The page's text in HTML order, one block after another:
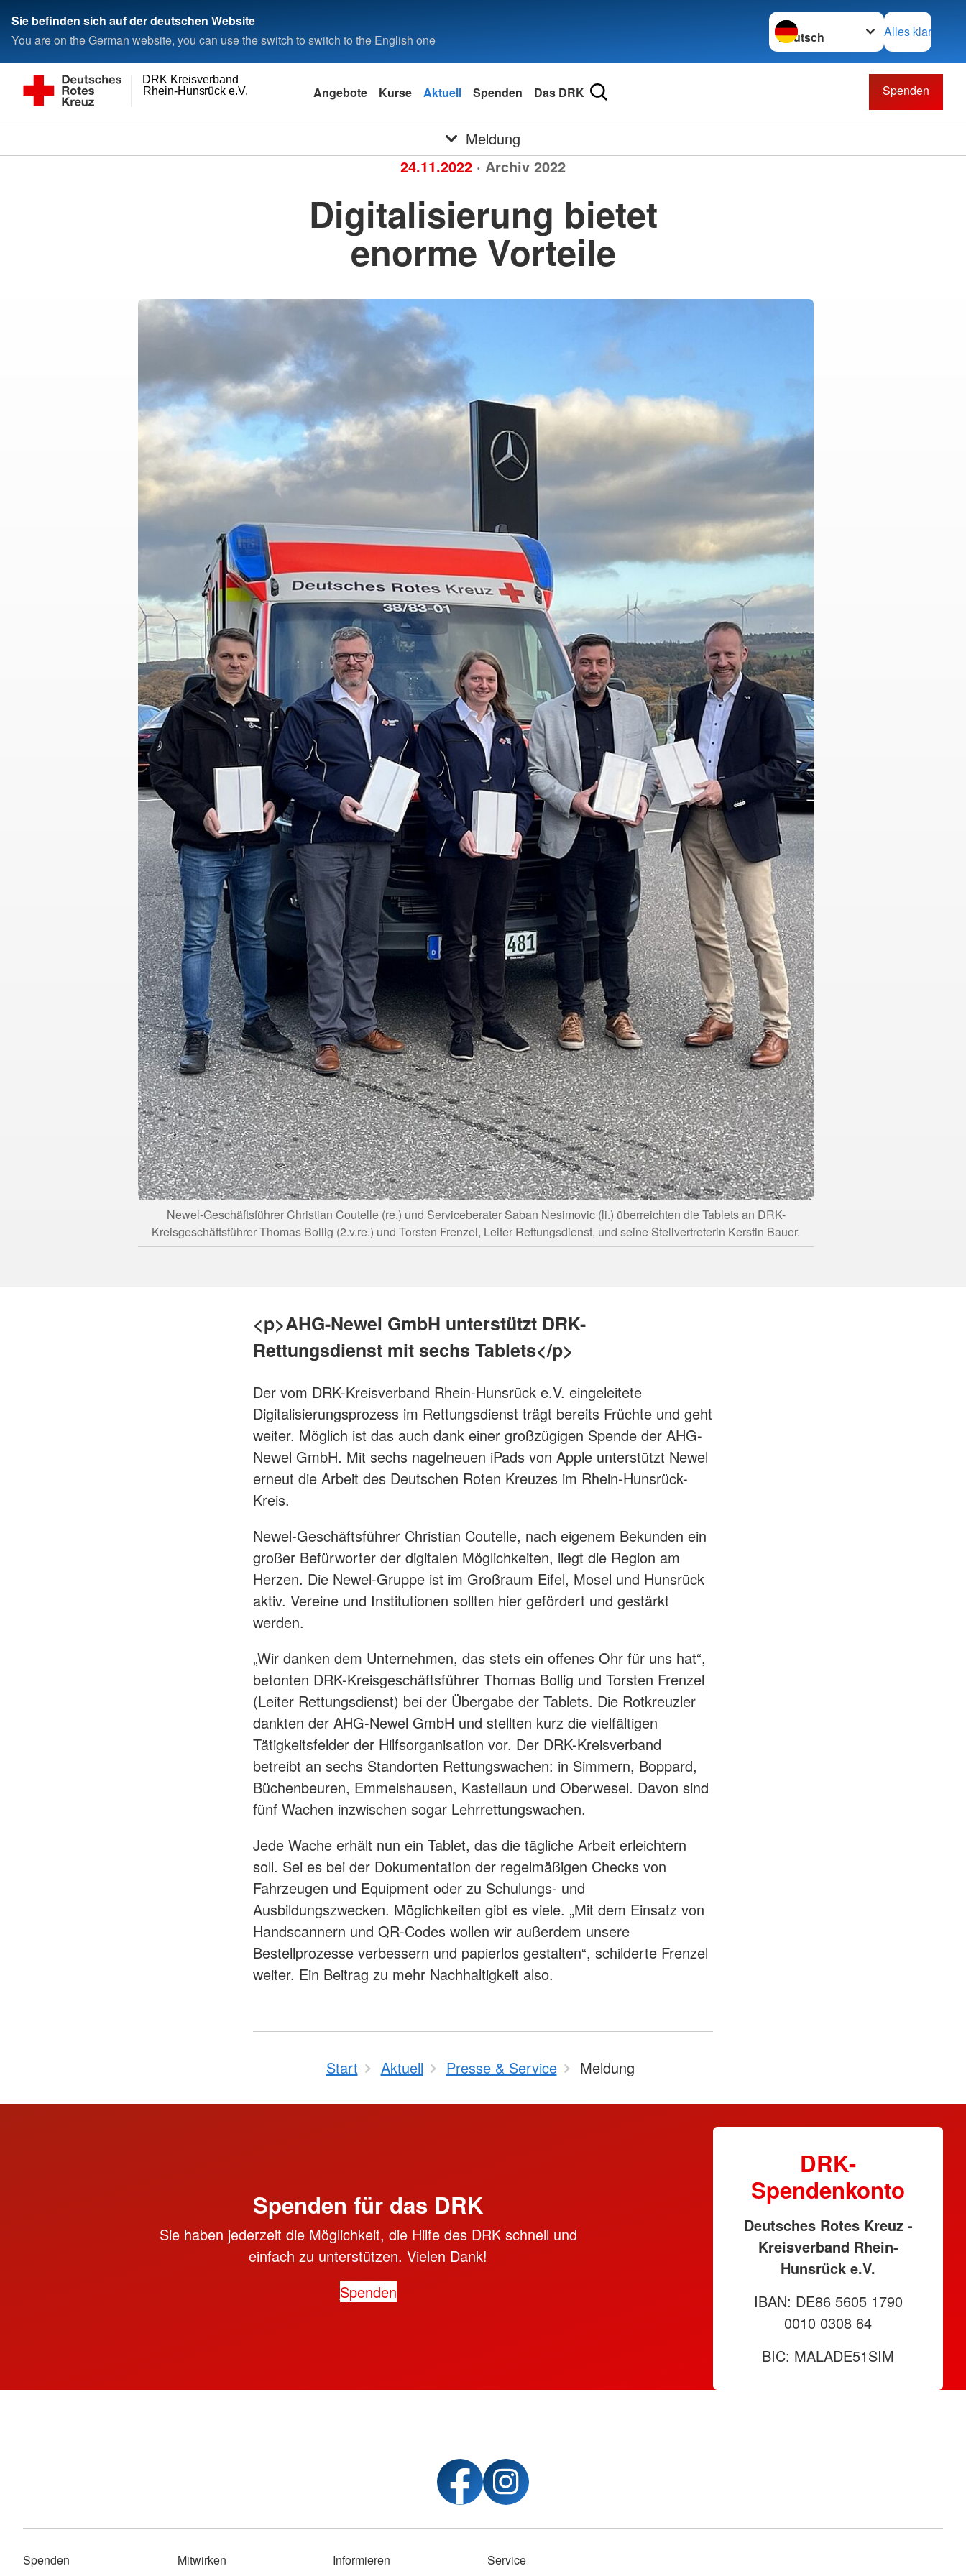
Sie befinden sich auf der deutschen Website
You are on the German website, you can use the switch to switch to the English one
Sprache wechseln zu
Alles klar
Rhein-Hunsrück e.V.
DRK Kreisverband
Angebote Kurse Aktuell Spenden Das DRK Spenden
Meldung
24.11.2022 · Archiv 2022
Digitalisierung bietet
enorme Vorteile
Newel-Geschäftsführer Christian Coutelle (re.) und Serviceberater Saban Nesimovic (li.) überreichten die Tablets an DRK-
Kreisgeschäftsführer Thomas Bollig (2.v.re.) und Torsten Frenzel, Leiter Rettungsdienst, und seine Stellvertreterin Kerstin Bauer.
<p>AHG-Newel GmbH unterstützt DRK-
Rettungsdienst mit sechs Tablets</p>
Der vom DRK-Kreisverband Rhein-Hunsrück e.V. eingeleitete
Digitalisierungsprozess im Rettungsdienst trägt bereits Früchte und geht
weiter. Möglich ist das auch dank einer großzügigen Spende der AHG-
Newel GmbH. Mit sechs nagelneuen iPads von Apple unterstützt Newel
erneut die Arbeit des Deutschen Roten Kreuzes im Rhein-Hunsrück-
Kreis.
Newel-Geschäftsführer Christian Coutelle, nach eigenem Bekunden ein
großer Befürworter der digitalen Möglichkeiten, liegt die Region am
Herzen. Die Newel-Gruppe ist im Großraum Eifel, Mosel und Hunsrück
aktiv. Vereine und Institutionen sollten hier gefördert und gestärkt
werden.
„Wir danken dem Unternehmen, das stets ein offenes Ohr für uns hat“,
betonten DRK-Kreisgeschäftsführer Thomas Bollig und Torsten Frenzel
(Leiter Rettungsdienst) bei der Übergabe der Tablets. Die Rotkreuzler
dankten der AHG-Newel GmbH und stellten kurz die vielfältigen
Tätigkeitsfelder der Hilfsorganisation vor. Der DRK-Kreisverband
betreibt an sechs Standorten Rettungswachen: in Simmern, Boppard,
Büchenbeuren, Emmelshausen, Kastellaun und Oberwesel. Davon sind
fünf Wachen inzwischen sogar Lehrrettungswachen.
Jede Wache erhält nun ein Tablet, das die tägliche Arbeit erleichtern
soll. Sei es bei der Dokumentation der regelmäßigen Checks von
Fahrzeugen und Equipment oder zu Schulungs- und
Ausbildungszwecken. Möglichkeiten gibt es viele. „Mit dem Einsatz von
Handscannern und QR-Codes wollen wir außerdem unsere
Bestellprozesse verbessern und papierlos gestalten“, schilderte Frenzel
weiter. Ein Beitrag zu mehr Nachhaltigkeit also.
Start Aktuell Presse & Service Meldung
Spenden für das DRK
Sie haben jederzeit die Möglichkeit, die Hilfe des DRK schnell und
einfach zu unterstützen. Vielen Dank!
Spenden
DRK-
Spendenkonto
Deutsches Rotes Kreuz -
Kreisverband Rhein-
Hunsrück e.V.
IBAN: DE86 5605 1790
0010 0308 64
BIC: MALADE51SIM
Spenden Mitwirken Informieren Service